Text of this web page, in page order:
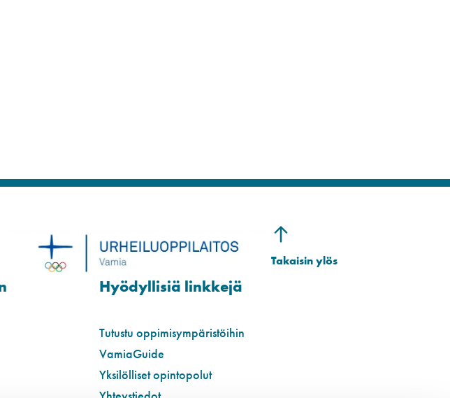
Hyödyllisiä linkkejä
Tutustu oppimisympäristöihin
VamiaGuide
Yksilölliset opintopolut